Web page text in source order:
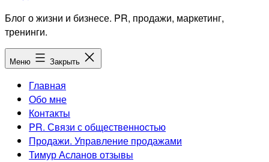
Блог о жизни и бизнесе. PR, продажи, маркетинг,
тренинги.
Меню Закрыть
Главная
Обо мне
Контакты
PR. Связи с общественностью
Продажи. Управление продажами
Тимур Асланов отзывы